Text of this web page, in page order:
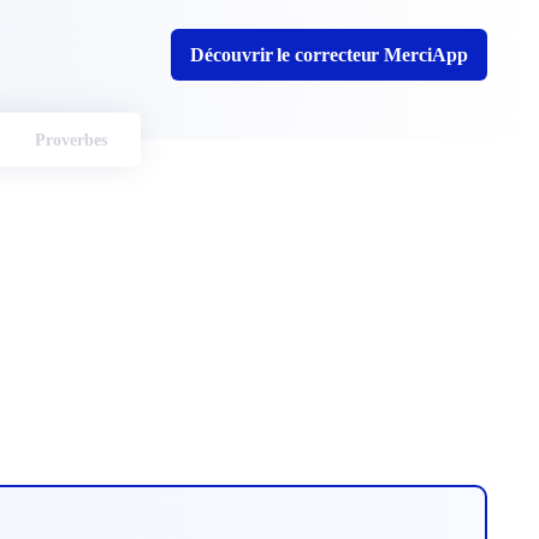
Découvrir le correcteur MerciApp
Proverbes